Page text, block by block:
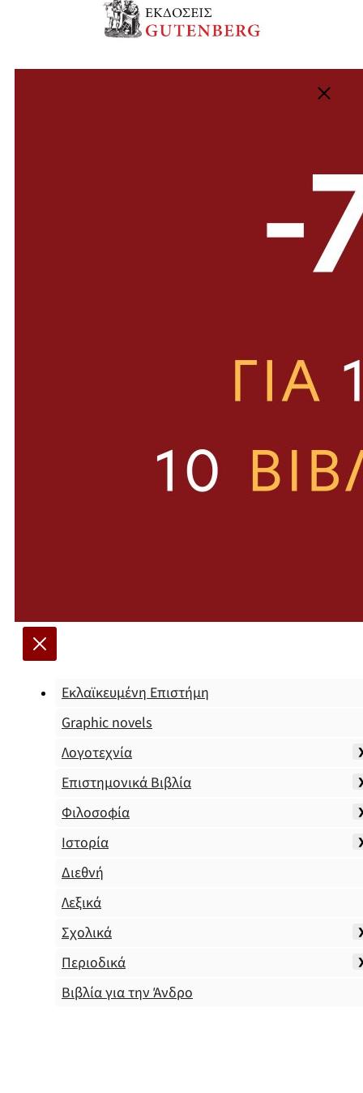
Εκλαϊκευμένη Επιστήμη
Graphic novels
Λογοτεχνία
Επιστημονικά Βιβλία
Φιλοσοφία
Ιστορία
Διεθνή
Λεξικά
Σχολικά
Περιοδικά
Βιβλία για την Άνδρο